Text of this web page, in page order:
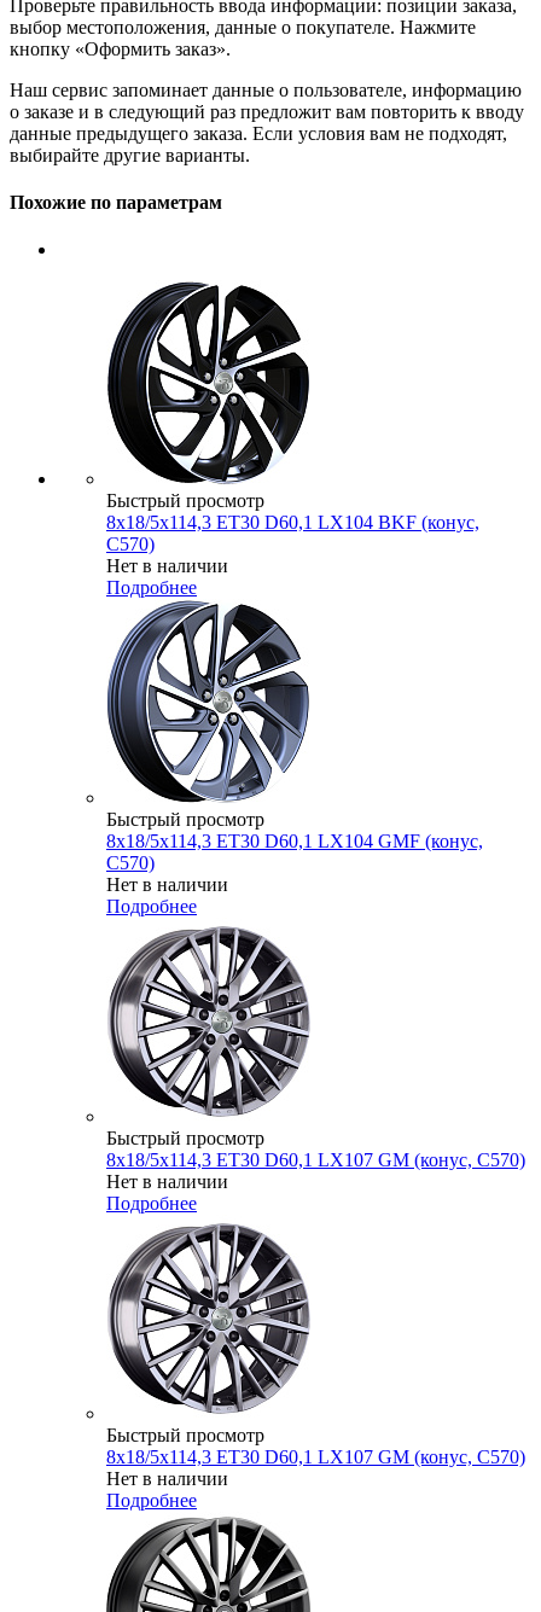
Проверьте правильность ввода информации: позиции заказа,
выбор местоположения, данные о покупателе. Нажмите
кнопку «Оформить заказ».
Наш сервис запоминает данные о пользователе, информацию
о заказе и в следующий раз предложит вам повторить к вводу
данные предыдущего заказа. Если условия вам не подходят,
выбирайте другие варианты.
Похожие по параметрам
Быстрый просмотр
8x18/5x114,3 ET30 D60,1 LX104 BKF (конус,
C570)
Нет в наличии
Подробнее
Быстрый просмотр
8x18/5x114,3 ET30 D60,1 LX104 GMF (конус,
C570)
Нет в наличии
Подробнее
Быстрый просмотр
8x18/5x114,3 ET30 D60,1 LX107 GM (конус, C570)
Нет в наличии
Подробнее
Быстрый просмотр
8x18/5x114,3 ET30 D60,1 LX107 GM (конус, C570)
Нет в наличии
Подробнее